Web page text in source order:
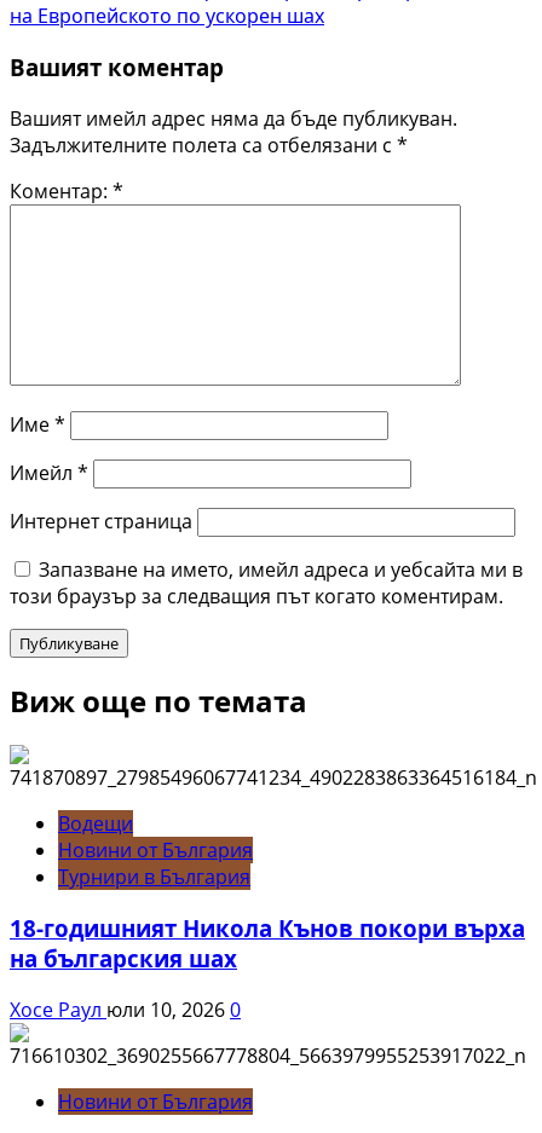
на Европейското по ускорен шах
Вашият коментар
Вашият имейл адрес няма да бъде публикуван.
Задължителните полета са отбелязани с *
Коментар: *
Име*
Имейл *
Интернет страница
Запазване на името, имейл адреса и уебсайта ми в
този браузър за следващия път когато коментирам.
Виж още по темата
Водещи
Новини от България
Турнири в България
18-годишният Никола Кънов покори върха
на българския шах
Хосе Раул юли 10, 20260
Новини от България